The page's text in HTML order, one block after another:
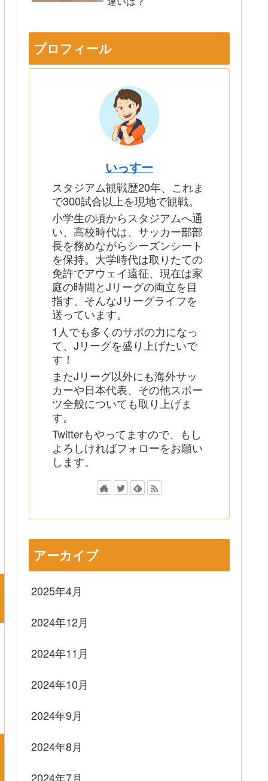
プロフィール
いっすー
スタジアム観戦歴20年、これま
で300試合以上を現地で観戦。
小学生の頃からスタジアムへ通
い、高校時代は、サッカー部部
長を務めながらシーズンシート
を保持。大学時代は取りたての
免許でアウェイ遠征、現在は家
庭の時間とJリーグの両立を目
指す、そんなJリーグライフを
送っています。
1人でも多くのサポの力になっ
て、Jリーグを盛り上げたいで
す！
またJリーグ以外にも海外サッ
カーや日本代表、その他スポー
ツ全般についても取り上げま
す。
Twitterもやってますので、もし
よろしければフォローをお願い
します。
アーカイブ
2025年4月
2024年12月
2024年11月
2024年10月
2024年9月
2024年8月
2024年7月